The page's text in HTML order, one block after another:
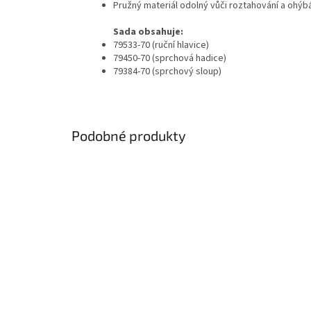
Pružný materiál odolný vůči roztahování a
Sada obsahuje:
79533-70 (ruční hlavice)
79450-70 (sprchová hadice)
79384-70 (sprchový sloup)
Podobné produkty